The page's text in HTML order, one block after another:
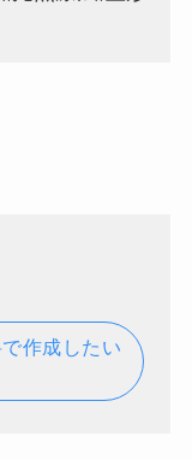
作成したい